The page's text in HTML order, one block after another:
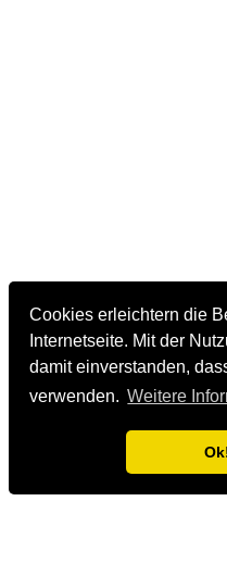
Cookies erleichtern die
Internetseite. Mit der
damit einverstanden,
verwenden. Weitere